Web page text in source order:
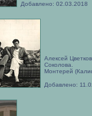
Добавлено: 02.03.2018
Алексей
Соколова.
Монтерей
Добавлено: